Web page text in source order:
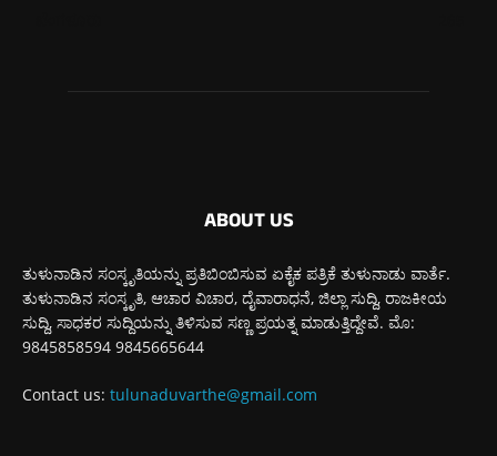
ABOUT US
ತುಳುನಾಡಿನ ಸಂಸ್ಕೃತಿಯನ್ನು ಪ್ರತಿಬಿಂಬಿಸುವ ಏಕೈಕ ಪತ್ರಿಕೆ ತುಳುನಾಡು ವಾರ್ತೆ.
ತುಳುನಾಡಿನ ಸಂಸ್ಕೃತಿ, ಆಚಾರ ವಿಚಾರ, ದೈವಾರಾಧನೆ, ಜಿಲ್ಲಾ ಸುದ್ದಿ, ರಾಜಕೀಯ
ಸುದ್ದಿ, ಸಾಧಕರ ಸುದ್ದಿಯನ್ನು ತಿಳಿಸುವ ಸಣ್ಣ ಪ್ರಯತ್ನ ಮಾಡುತ್ತಿದ್ದೇವೆ. ಮೊ:
9845858594 9845665644
Contact us: tulunaduvarthe@gmail.com